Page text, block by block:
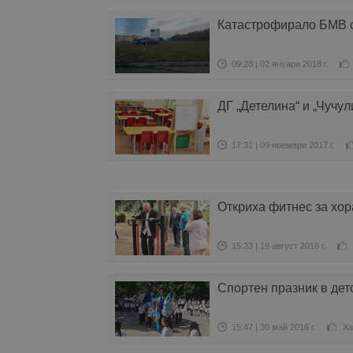
Катастрофирало БМВ
09:28 | 02 януари 2018 г.
ДГ „Детелина“ и
17:31 | 09 ноември 2017 г.
Откриха фитнес за
15:33 | 19 август 2016 г.
Спортен празник в
15:47 | 30 май 2016 г.